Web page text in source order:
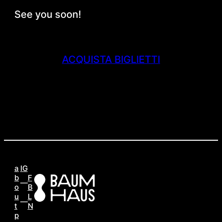
See you soon!
ACQUISTA BIGLIETTI
a
b
o
u
t
p
IG
F
B
L
N